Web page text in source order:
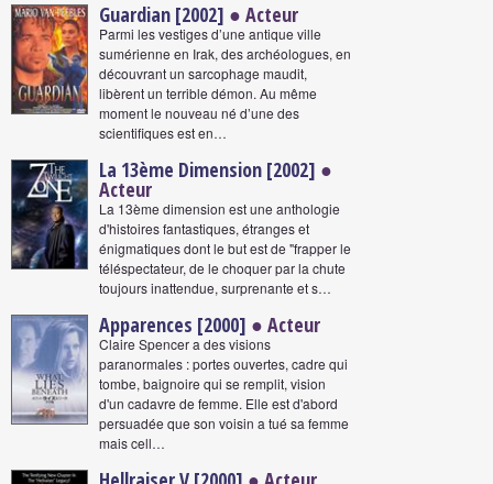
Guardian [2002] ● Acteur
Parmi les vestiges d’une antique ville
sumérienne en Irak, des archéologues, en
découvrant un sarcophage maudit,
libèrent un terrible démon. Au même
moment le nouveau né d’une des
scientifiques est en…
La 13ème Dimension [2002] ●
Acteur
La 13ème dimension est une anthologie
d'histoires fantastiques, étranges et
énigmatiques dont le but est de "frapper le
téléspectateur, de le choquer par la chute
toujours inattendue, surprenante et s…
Apparences [2000] ● Acteur
Claire Spencer a des visions
paranormales : portes ouvertes, cadre qui
tombe, baignoire qui se remplit, vision
d'un cadavre de femme. Elle est d'abord
persuadée que son voisin a tué sa femme
mais cell…